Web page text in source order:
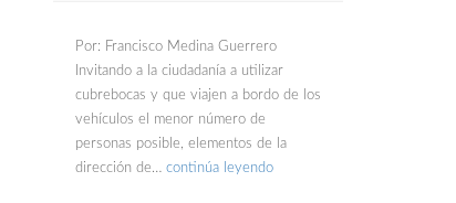
Por: Francisco Medina Guerrero
Invitando a la ciudadanía a utilizar
cubrebocas y que viajen a bordo de los
vehículos el menor número de
personas posible, elementos de la
dirección de… continúa leyendo